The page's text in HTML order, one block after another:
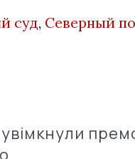
суд, Северный